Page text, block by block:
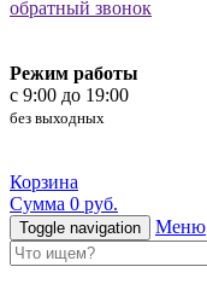
обратный звонок
Режим работы
c 9:00 до 19:00
без выходных
Корзина
Сумма 0 руб.
Toggle navigation Меню